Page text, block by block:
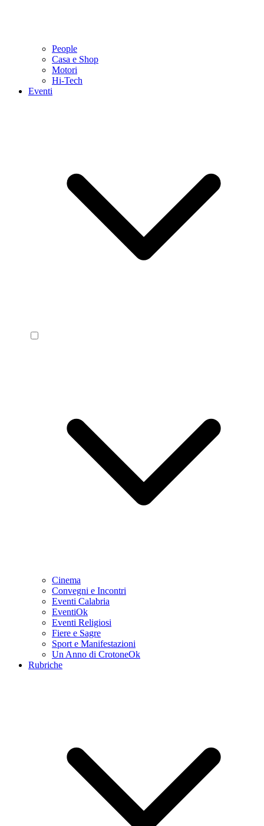
People
Casa e Shop
Motori
Hi-Tech
Eventi
Cinema
Convegni e Incontri
Eventi Calabria
EventiOk
Eventi Religiosi
Fiere e Sagre
Sport e Manifestazioni
Un Anno di CrotoneOk
Rubriche